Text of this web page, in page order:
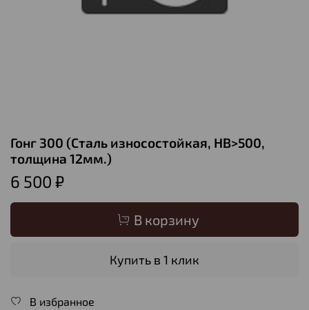
Гонг 300 (Сталь износостойкая, НВ>500,
толщина 12мм.)
6 500 ₽
В корзину
Купить в 1 клик
В избранное